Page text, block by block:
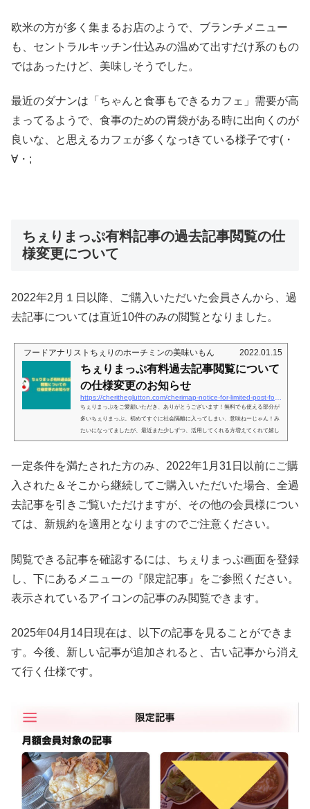
欧米の方が多く集まるお店のようで、ブランチメニュー
も、セントラルキッチン仕込みの温めて出すだけ系のもの
ではあったけど、美味しそうでした。
最近のダナンは「ちゃんと食事もできるカフェ」需要が高
まってるようで、食事のための胃袋がある時に出向くのが
良いな、と思えるカフェが多くなっtきている様子です(・
∀・;
ちぇりまっぷ有料記事の過去記事閲覧の仕
様変更について
2022年2月１日以降、ご購入いただいた会員さんから、過
去記事については直近10件のみの閲覧となりました。
フードアナリストちぇりのホーチミンの美味いもん 2022.01.15
ちぇりまっぷ有料過去記事閲覧について
の仕様変更のお知らせ
ちぇりまっぷをご愛顧いただき、ありがとうございます！無料でも使える部分が
多いちぇりまっぷ。初めてすぐに社会隔離に入ってしまい、意味ねーじゃん！み
たいになってましたが、最近また少しずつ、活用してくれる方増えてくれて嬉し
い限り！今自分がいる現在地の周りにはどんなお店がある？というのが地図上で
ogle の方が登録件数多いじゃん、と言われたらそれまでですが（笑）、違いは、
一定条件を満たされた方のみ、2022年1月31日以前にご購
入された＆そこから継続してご購入いただいた場合、全過
去記事を引きご覧いただけますが、その他の会員様につい
ては、新規約を適用となりますのでご注意ください。
閲覧できる記事を確認するには、ちぇりまっぷ画面を登録
し、下にあるメニューの『限定記事』をご参照ください。
表示されているアイコンの記事のみ閲覧できます。
2025年04月14日現在は、以下の記事を見ることができま
す。今後、新しい記事が追加されると、古い記事から消え
て行く仕様です。